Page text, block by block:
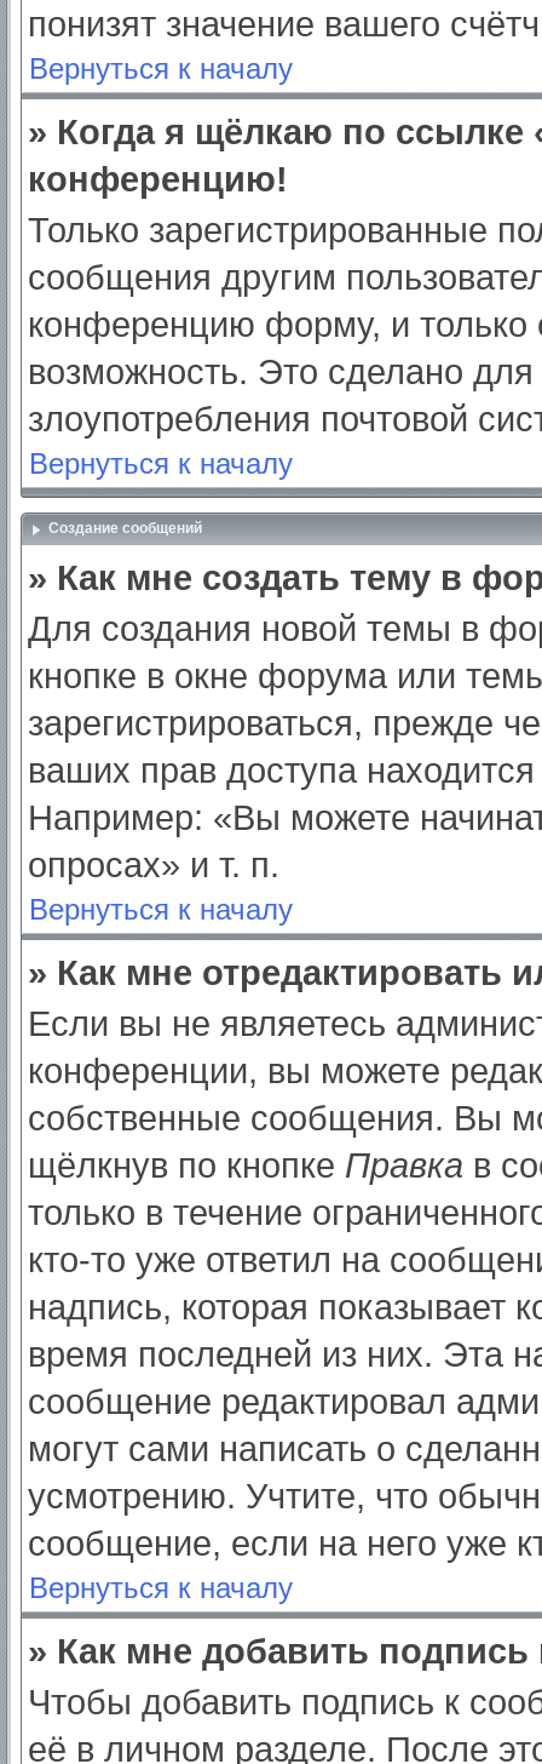
понизят значение вашего
Вернуться к началу
» Когда я щёлкаю по ссылке
конференцию!
Только зарегистрированные
сообщения другим
конференцию форму, и только
возможность. Это сделано для
злоупотребления почтовой
Вернуться к началу
Создание сообщений
» Как мне создать тему в
Для создания новой темы в
кнопке в окне форума или
зарегистрироваться, прежде
ваших прав доступа
Например: «Вы можете
опросах» и т. п.
Вернуться к началу
» Как мне отредактировать
Если вы не являетесь
конференции, вы можете
собственные сообщения. Вы
щёлкнув по кнопке Правка в
только в течение
кто-то уже ответил на
надпись, которая показывает
время последней из них. Эта
сообщение редактировал
могут сами написать о
усмотрению. Учтите, что
сообщение, если на него уже
Вернуться к началу
» Как мне добавить
Чтобы добавить подпись к
её в личном разделе. После